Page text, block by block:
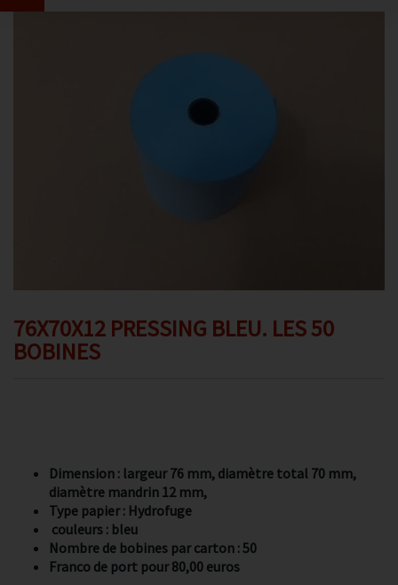
76X70X12 PRESSING BLEU. LES 50
BOBINES
Dimension : largeur 76 mm, diamètre total 70 mm,
diamètre mandrin 12 mm,
Type papier : Hydrofuge
couleurs : bleu
Nombre de bobines par carton : 50
Franco de port pour 80,00 euros